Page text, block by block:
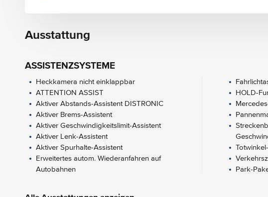
Ausstattung
ASSISTENZSYSTEME
Heckkamera nicht einklappbar
ATTENTION ASSIST
Aktiver Abstands-Assistent DISTRONIC
Aktiver Brems-Assistent
Aktiver Geschwindigkeitslimit-Assistent
Aktiver Lenk-Assistent
Aktiver Spurhalte-Assistent
Erweitertes autom. Wiederanfahren auf
Autobahnen
HOLD-
Park-
FUNCTIONS ON DEMAND